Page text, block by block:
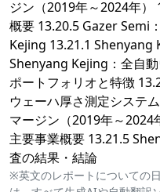
ジン（2019年～2024年
概要 13.20.5 Gazer Semi
Kejing 13.21.1 Shenyang
Shenyang Kejing：全自
ポートフォリオと特徴
ウェーハ厚さ測定システ
マージン（2019年～2024
主要事業概要 13.21.5
査の結果・結論
※英文のレポートについての